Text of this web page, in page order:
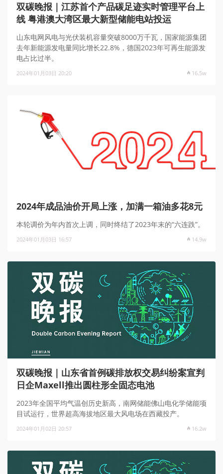
双碳晚报｜江苏首个产品碳足迹实时管理平台上
线 粤港澳大湾区最大新型储能电站投运
山东电网风电与光伏装机容量突破8000万千瓦，国家能源集团
去年新能源发电量同比增长22.8%，德国2023年可再生能源发
电占比过半。
2024年01月03日 20:20 16.5w
2024年成品油价开局上涨，加满一箱油多花8元
本轮调价为年内首次上调，同时终结了2023年末的“六连跌”。
2024年01月03日 16:57 14.9w
双碳晚报｜山东省首例碳排放权交易纠纷案宣判
日企Maxell推出圆柱形全固态电池
2023年全国平均气温创历史新高，南网储能佛山电化学储能项
目试运行，世界超高海拔地区最大风电场在西藏投产。
2024年01月02日 20:57 16.2w